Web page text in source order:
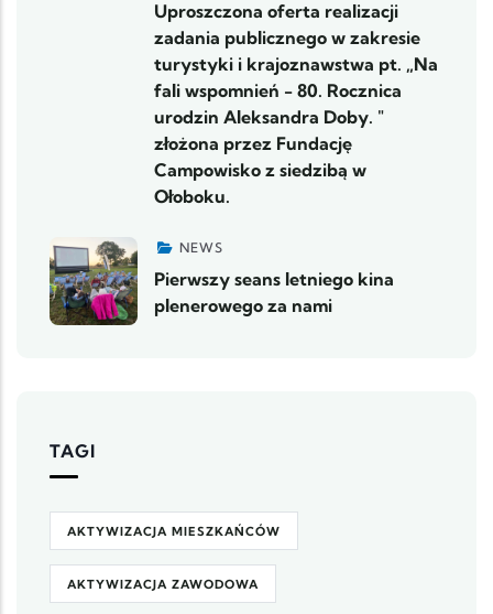
Uproszczona oferta realizacji
zadania publicznego w zakresie
turystyki i krajoznawstwa pt. „Na
fali wspomnień - 80. Rocznica
urodzin Aleksandra Doby. "
złożona przez Fundację
Campowisko z siedzibą w
Ołoboku.
NEWS
Pierwszy seans letniego kina
plenerowego za nami
TAGI
AKTYWIZACJA MIESZKAŃCÓW
AKTYWIZACJA ZAWODOWA